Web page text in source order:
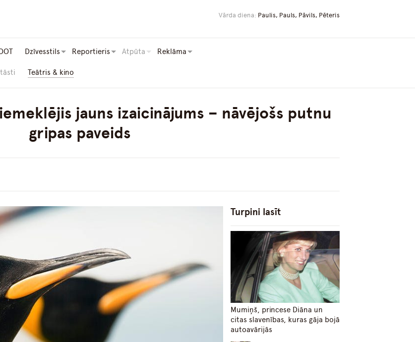
Vārda diena: Paulis, Pauls, Pāvils, Pēteris
Dzīvesstils Reportieris Atpūta Reklāma
Teātris & kino
jauns izaicinājums – nāvējošs putnu
gripas paveids
Turpini lasīt
Mumiņš, princese Diāna un
citas slavenības, kuras gāja bojā
autoavārijās